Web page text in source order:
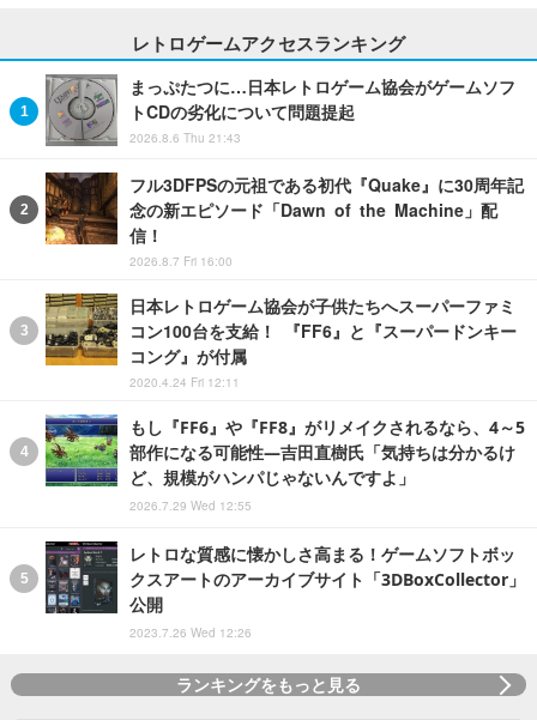
レトロゲームアクセスランキング
まっぷたつに…日本レトロゲーム協会がゲームソフ
トCDの劣化について問題提起
2026.8.6 Thu 21:43
フル3DFPSの元祖である初代『Quake』に30周年記
念の新エピソード「Dawn of the Machine」配
信！
2026.8.7 Fri 16:00
日本レトロゲーム協会が子供たちへスーパーファミ
コン100台を支給！ 『FF6』と『スーパードンキー
コング』が付属
2020.4.24 Fri 12:11
もし『FF6』や『FF8』がリメイクされるなら、4～5
部作になる可能性―吉田直樹氏「気持ちは分かるけ
ど、規模がハンパじゃないんですよ」
2026.7.29 Wed 12:55
レトロな質感に懐かしさ高まる！ゲームソフトボッ
クスアートのアーカイブサイト「3DBoxCollector」
公開
2023.7.26 Wed 12:26
ランキングをもっと見る